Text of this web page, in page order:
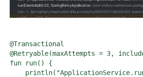
@Transactional
@Retryable(maxAttempts = 3,
fun run() {